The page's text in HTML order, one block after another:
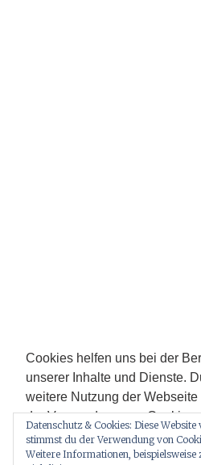
Cookies helfen uns bei der
unserer Inhalte und Dienste.
weitere Nutzung der
der Verwendung von Cookies
Zur Datenschutzerklärung hier
Datenschutz & Cookies: Diese
stimmst du der Verwendung von
Weitere Informationen,